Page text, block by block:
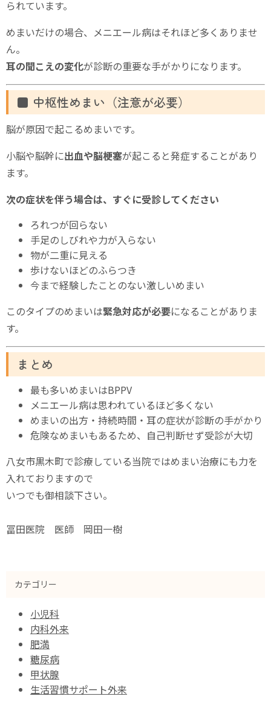
られています。
めまいだけの場合、メニエール病はそれほど多くありませ
ん。
耳の聞こえの変化が診断の重要な手がかりになります。
■ 中枢性めまい（注意が必要）
脳が原因で起こるめまいです。
小脳や脳幹に出血や脳梗塞が起こると発症することがあり
ます。
次の症状を伴う場合は、すぐに受診してください
ろれつが回らない
手足のしびれや力が入らない
物が二重に見える
歩けないほどのふらつき
今まで経験したことのない激しいめまい
このタイプのめまいは緊急対応が必要になることがありま
す。
まとめ
最も多いめまいはBPPV
メニエール病は思われているほど多くない
めまいの出方・持続時間・耳の症状が診断の手がかり
危険なめまいもあるため、自己判断せず受診が大切
八女市黒木町で診療している当院ではめまい治療にも力を
入れておりますので
いつでも御相談下さい。
冨田医院 医師 岡田一樹
カテゴリー
小児科
内科外来
肥満
糖尿病
甲状腺
生活習慣サポート外来